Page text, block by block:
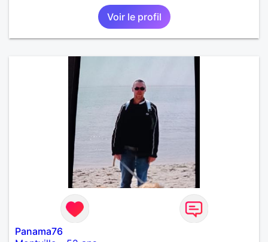
Voir le profil
Panama76